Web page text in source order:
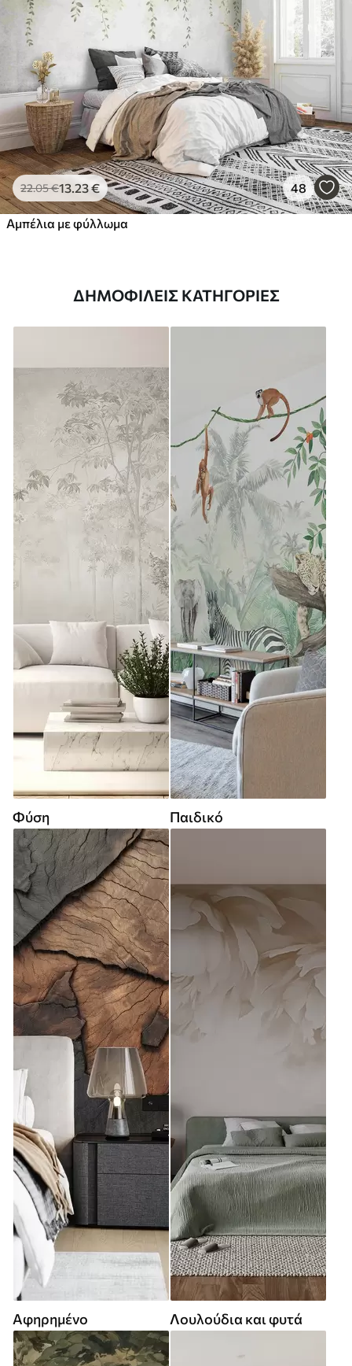
22.05€13 .23€ 48
Αμπέλια με φύλλωμα
ΔΗΜΟΦΙΛΕΊΣ ΚΑΤΗΓΟΡΊΕΣ
Φύση Παιδικό
Αφηρημένο Λουλούδια και φυτά